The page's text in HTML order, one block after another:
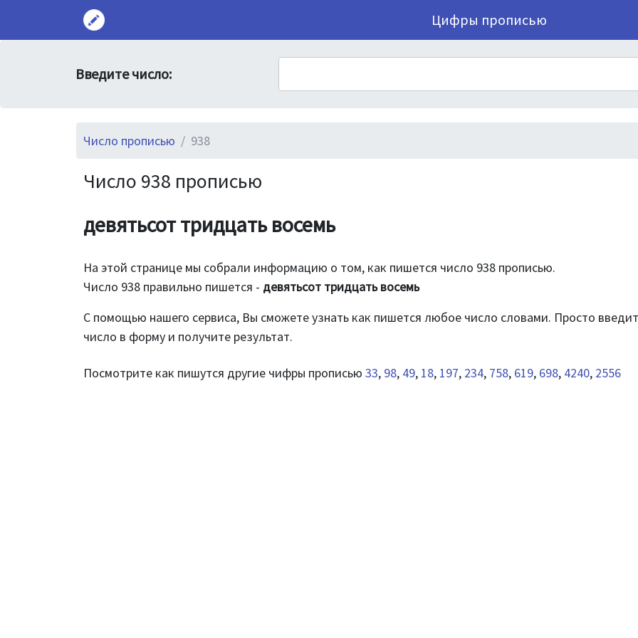
Цифры прописью
Введите число:
Число прописью 938
Число 938 прописью
девятьсот тридцать восемь
На этой странице мы собрали информацию о том, как пишется число 938 прописью.
Число 938 правильно пишется - девятьсот тридцать восемь
С помощью нашего сервиса, Вы сможете узнать как пишется любое число словами. Просто
число в форму и получите результат.
Посмотрите как пишутся другие чифры прописью 33, 98, 49, 18, 197, 234, 758, 619, 698, 4240, 2556